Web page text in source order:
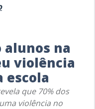
alunos na
violência
escola
que 70% dos
violência no